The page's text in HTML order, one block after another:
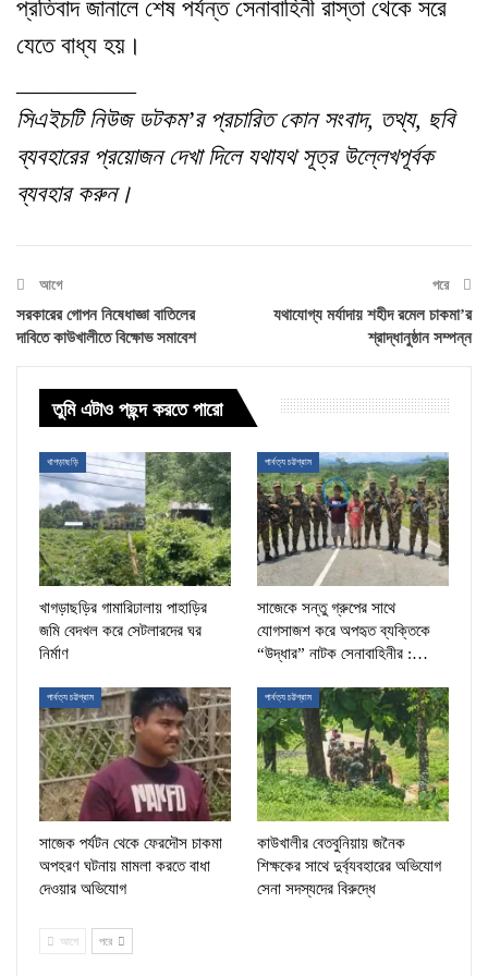
প্রতিবাদ জানালে শেষ পর্যন্ত সেনাবাহিনী রাস্তা থেকে সরে
যেতে বাধ্য হয়।
সিএইচটি নিউজ ডটকম’র প্রচারিত কোন সংবাদ, তথ্য, ছবি
ব্যবহারের প্রয়োজন দেখা দিলে যথাযথ সূত্র উল্লেখপূর্বক
ব্যবহার করুন।
আগে
সরকারের গোপন নিষেধাজ্ঞা বাতিলের
দাবিতে কাউখালীতে বিক্ষোভ সমাবেশ
পরে
যথাযোগ্য মর্যাদায় শহীদ রমেল চাকমা’র
শ্রাদ্ধানুষ্ঠান সম্পন্ন
তুমি এটাও পছন্দ করতে পারো
খাগড়াছড়ি
খাগড়াছড়ির গামারিঢালায় পাহাড়ির
জমি বেদখল করে সেটলারদের ঘর
নির্মাণ
পার্বত্য চট্টগ্রাম
সাজেকে সন্তু গ্রুপের সাথে
যোগসাজশ করে অপহৃত ব্যক্তিকে
“উদ্ধার” নাটক সেনাবাহিনীর :…
পার্বত্য চট্টগ্রাম
সাজেক পর্যটন থেকে ফেরদৌস চাকমা
অপহরণ ঘটনায় মামলা করতে বাধা
দেওয়ার অভিযোগ
পার্বত্য চট্টগ্রাম
কাউখালীর বেতবুনিয়ায় জনৈক
শিক্ষকের সাথে দুর্ব্যবহারের অভিযোগ
সেনা সদস্যদের বিরুদ্ধে
আগে পরে